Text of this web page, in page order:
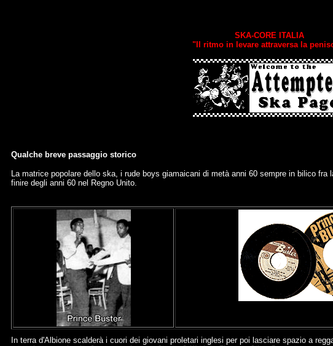
SKA-CORE ITALIA
"Il ritmo in levare attraversa la
Qualche breve passaggio storico
La matrice popolare dello ska, i rude boys giamaicani di metà anni 60 sempre in bilico
finire degli anni 60 nel Regno Unito.
In terra d'Albione scalderà i cuori dei giovani proletari inglesi per poi lasciare spazio a